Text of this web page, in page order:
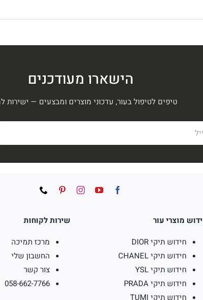
הישארו מעודכנים
טיפים לטיפול בעור, עדכוני מוצרים ומבצעים — ישירות
מוצרי עור
חידוש תיקי DIOR
חידוש תיקי CHANEL
חידוש תיקי YSL
חידוש תיקי PRADA
חידוש תיקי TUMI
שירות לקוחות
מרכז תמיכה
החשבון שלי
צור קשר
058-662-7766